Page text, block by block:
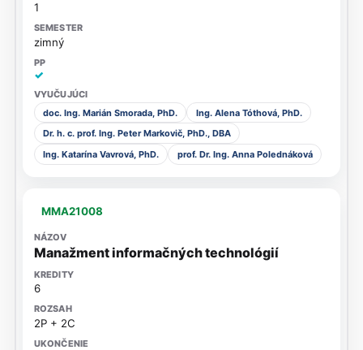
1
zimný
✓
doc. Ing. Marián Smorada, PhD.
Ing. Alena Tóthová, PhD.
Dr. h. c. prof. Ing. Peter Markovič, PhD., DBA
Ing. Katarína Vavrová, PhD.
prof. Dr. Ing. Anna Polednáková
MMA21008
Manažment informačných technológií
6
2P + 2C